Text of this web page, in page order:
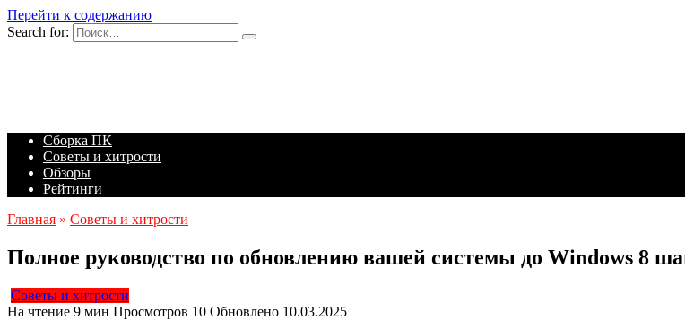
Перейти к содержанию
Search for:
Сборка ПК
Советы и хитрости
Обзоры
Рейтинги
Главная » Советы и хитрости
Полное руководство по обновлению вашей системы до Windows 8
Советы и хитрости
На чтение 9 мин Просмотров 10 Обновлено 10.03.2025